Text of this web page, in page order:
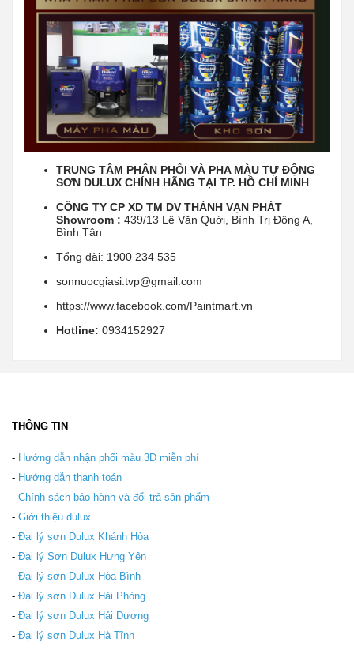
TRUNG TÂM PHÂN PHỐI VÀ PHA MÀU TỰ ĐỘNG
SƠN DULUX CHÍNH HÃNG TẠI TP. HỒ CHÍ MINH
CÔNG TY CP XD TM DV THÀNH VẠN PHÁT
Showroom : 439/13 Lê Văn Quới, Bình Trị Đông A,
Bình Tân
Tổng đài: 1900 234 535
sonnuocgiasi.tvp@gmail.com
https://www.facebook.com/Paintmart.vn
Hotline: 0934152927
THÔNG TIN
- Hướng dẫn nhận phối màu 3D miễn phí
- Hướng dẫn thanh toán
- Chính sách bảo hành và đổi trả sản phẩm
- Giới thiệu dulux
- Đại lý sơn Dulux Khánh Hòa
- Đại lý Sơn Dulux Hưng Yên
- Đại lý sơn Dulux Hòa Bình
- Đại lý sơn Dulux Hải Phòng
- Đại lý sơn Dulux Hải Dương
- Đại lý sơn Dulux Hà Tĩnh